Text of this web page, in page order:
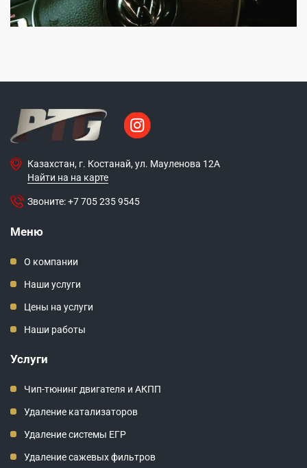
Казахстан, г. Костанай, ул. Мауленова 12А
Найти на на карте
Звоните:+7 705 235 9545
Меню
О компании
Наши услуги
Цены на услуги
Наши работы
Услуги
Чип-тюнинг двигателя и АКПП
Удаление катализаторов
Удаление системы ЕГР
Удаление сажевых фильтров